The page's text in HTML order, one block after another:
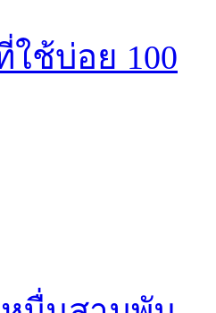
ช้บ่อย 100